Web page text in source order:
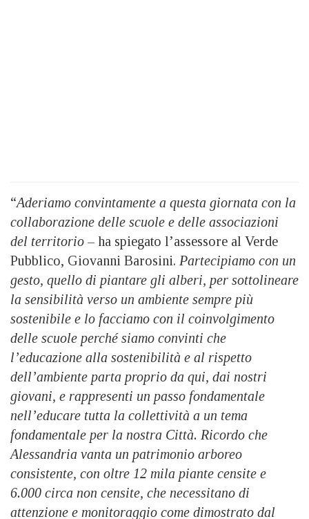
“Aderiamo convintamente a questa giornata con la
collaborazione delle scuole e delle associazioni
del territorio – ha spiegato l’assessore al Verde
Pubblico, Giovanni Barosini. Partecipiamo con un
gesto, quello di piantare gli alberi, per sottolineare
la sensibilità verso un ambiente sempre più
sostenibile e lo facciamo con il coinvolgimento
delle scuole perché siamo convinti che
l’educazione alla sostenibilità e al rispetto
dell’ambiente parta proprio da qui, dai nostri
giovani, e rappresenti un passo fondamentale
nell’educare tutta la collettività a un tema
fondamentale per la nostra Città. Ricordo che
Alessandria vanta un patrimonio arboreo
consistente, con oltre 12 mila piante censite e
6.000 circa non censite, che necessitano di
attenzione e monitoraggio come dimostrato dal